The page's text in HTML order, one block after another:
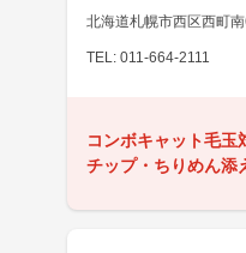
北海道札幌市西区西町南
TEL: 011-664-2111
コンボキャット毛玉
チップ・ちりめん添